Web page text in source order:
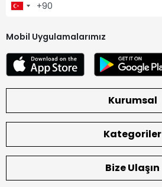
Mobil Uygulamalarımız
Kurumsal
Kategoriler
Bize Ulaşın